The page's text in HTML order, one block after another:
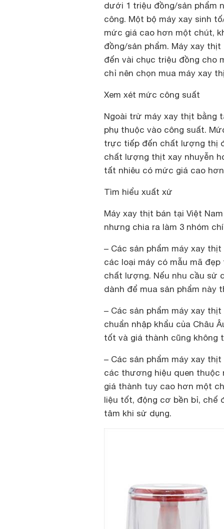
dưới 1 triệu đồng/sản phẩm
công. Một bộ máy xay sinh
mức giá cao hơn một chút,
đồng/sản phẩm. Máy xay
đến vài chục triệu đồng cho
chỉ nên chọn mua máy xay
Xem xét mức công suất
Ngoài trừ máy xay thịt bằng
phụ thuộc vào công suất.
trực tiếp đến chất lượng thị
chất lượng thịt xay nhuyễn
tất nhiêu có mức giá cao
Tìm hiểu xuất xứ
Máy xay thịt bán tại Việt
nhưng chia ra làm 3 nhóm
– Các sản phẩm máy xay
các loại máy có mẫu mã
chất lượng. Nếu nhu cầu sử
dành để mua sản phẩm này
– Các sản phẩm máy xay
chuẩn nhập khẩu của Châu
tốt và giá thành cũng không
– Các sản phẩm máy xay
các thương hiệu quen thuộc
giá thành tuy cao hơn một
liệu tốt, động cơ bền bỉ, chế
tâm khi sử dụng.